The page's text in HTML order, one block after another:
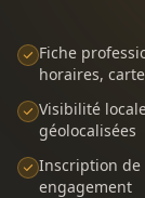
Fiche
horaires,
Visibilité
géolocalisées
Inscription de
engagement